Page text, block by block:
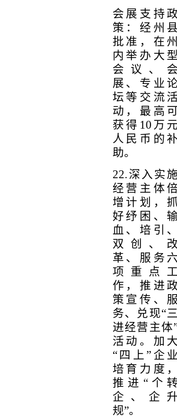
会展支持政
策：经州县
批准，在州
内举办大型
会议、会
展、专业论
坛等交流活
动，最高可
获得 10 万元
人民币的补
助。
22.深入实施
经营主体倍
增计划，抓
好纾困、输
血、培引、
双创、改
革、服务六
项重点工
作，推进政
策宣传、服
务、兑现“三
进经营主体
活动。加大
“四上”企业
培育力度，
推进“个转
企、企升
规”。